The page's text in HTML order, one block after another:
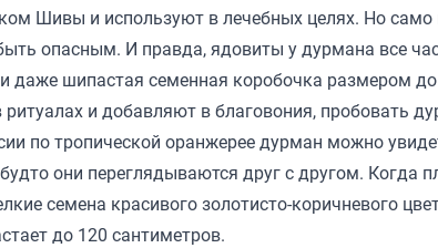
Шивы и используют в лечебных целях. Но само
опасным. И правда, ядовиты у дурмана все
даже шипастая семенная коробочка размером
ритуалах и добавляют в благовония, пробовать
по тропической оранжерее дурман можно
они переглядываются друг с другом. Когда
семена красивого золотисто-коричневого
до 120 сантиметров.